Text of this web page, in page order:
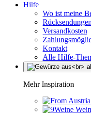
Hilfe
Wo ist meine
Rücksendungen
Versandkosten
Kontakt
Alle Hilfe-
Mehr Inspiration